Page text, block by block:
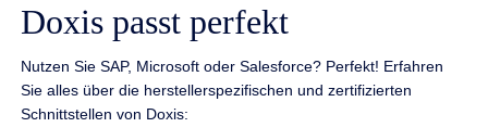
Doxis passt perfekt
Nutzen Sie SAP, Microsoft oder Salesforce? Perfekt! Erfahren
Sie alles über die herstellerspezifischen und zertifizierten
Schnittstellen von Doxis: